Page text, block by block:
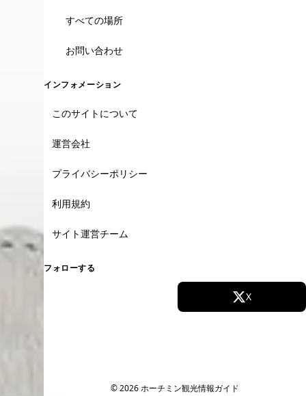
すべての場所
お問い合わせ
インフォメーション
このサイトについて
運営会社
プライバシーポリシー
利用規約
サイト運営チーム
フォローする
X
© 2026 ホーチミン観光情報ガイド